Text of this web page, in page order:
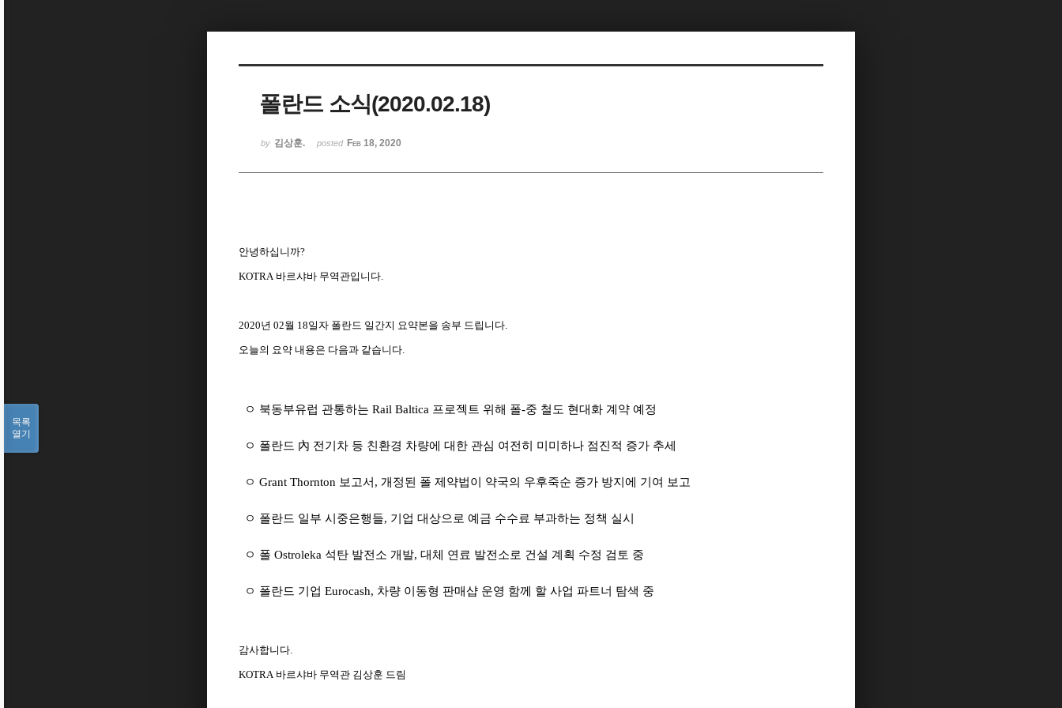
폴란드 소식(2020.02.18)
by 김상훈. posted Feb 18, 2020
안녕하십니까?
KOTRA 바르샤바 무역관입니다.
2020년 02월 18일자 폴란드 일간지 요약본을 송부 드립니다.
오늘의 요약 내용은 다음과 같습니다.
ㅇ 북동부유럽 관통하는 Rail Baltica 프로젝트 위해 폴-중 철도 현대화 계약 예정
ㅇ 폴란드 內 전기차 등 친환경 차량에 대한 관심 여전히 미미하나 점진적 증가 추세
ㅇ Grant Thornton 보고서 , 개정된 폴 제약법이 약국의 우후죽순 증가 방지에 기여 보고
ㅇ 폴란드 일부 시중은행들, 기업 대상으로 예금 수수료 부과하는 정책 실시
ㅇ 폴 Ostroleka 석탄 발전소 개발, 대체 연료 발전소로 건설 계획 수정 검토 중
ㅇ 폴란드 기업 Eurocash, 차량 이동형 판매샵 운영 함께 할 사업 파트너 탐색 중
감사합니다.
KOTRA 바르샤바 무역관 김상훈 드림
목록
열기
Sketchbook5, 스케치북5
Sketchbook5, 스케치북5